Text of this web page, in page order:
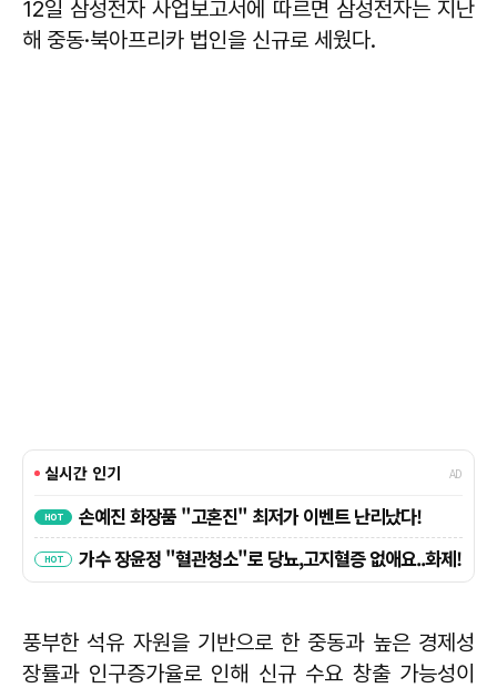
12일 삼성전자 사업보고서에 따르면 삼성전자는 지난
해 중동·북아프리카 법인을 신규로 세웠다.
풍부한 석유 자원을 기반으로 한 중동과 높은 경제성
장률과 인구증가율로 인해 신규 수요 창출 가능성이